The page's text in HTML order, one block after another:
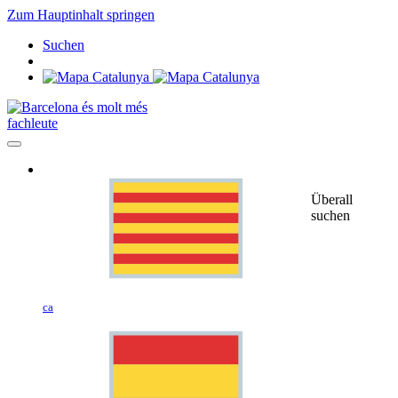
Zum Hauptinhalt springen
Suchen
fachleute
ca
Überall
suchen